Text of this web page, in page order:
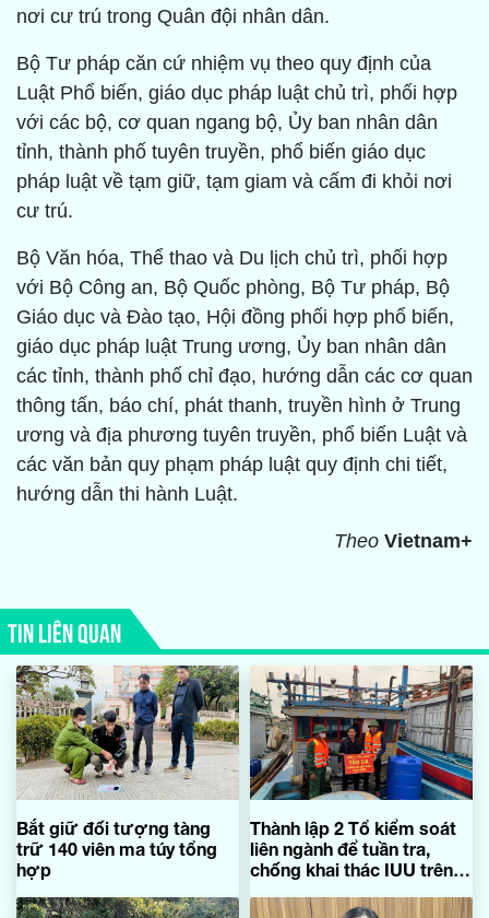
nơi cư trú trong Quân đội nhân dân.
Bộ Tư pháp căn cứ nhiệm vụ theo quy định của
Luật Phổ biến, giáo dục pháp luật chủ trì, phối hợp
với các bộ, cơ quan ngang bộ, Ủy ban nhân dân
tỉnh, thành phố tuyên truyền, phổ biến giáo dục
pháp luật về tạm giữ, tạm giam và cấm đi khỏi nơi
cư trú.
Bộ Văn hóa, Thể thao và Du lịch chủ trì, phối hợp
với Bộ Công an, Bộ Quốc phòng, Bộ Tư pháp, Bộ
Giáo dục và Đào tạo, Hội đồng phối hợp phổ biến,
giáo dục pháp luật Trung ương, Ủy ban nhân dân
các tỉnh, thành phố chỉ đạo, hướng dẫn các cơ quan
thông tấn, báo chí, phát thanh, truyền hình ở Trung
ương và địa phương tuyên truyền, phổ biến Luật và
các văn bản quy phạm pháp luật quy định chi tiết,
hướng dẫn thi hành Luật.
Theo Vietnam+
TIN LIÊN QUAN
Bắt giữ đối tượng tàng
trữ 140 viên ma túy tổng
hợp
Thành lập 2 Tổ kiểm soát
liên ngành để tuần tra,
chống khai thác IUU trên